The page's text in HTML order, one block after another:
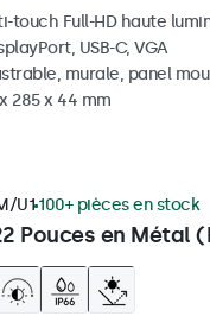
touch Full-HD haute
USB-C, VGA
murale, panel
285 x 44 mm
Pouces en Métal
U1 100+ pièces en stock